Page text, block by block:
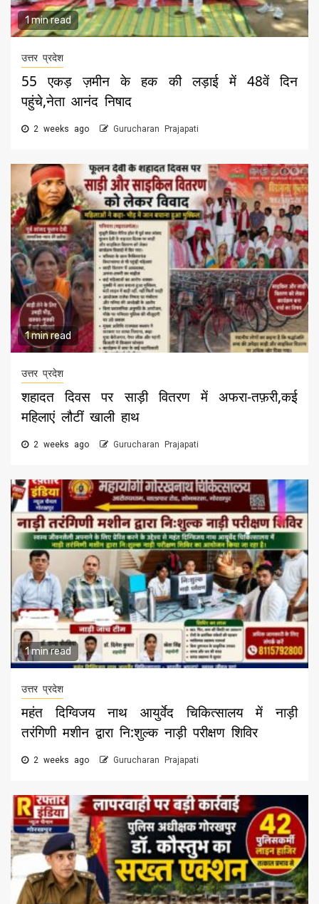
1 min read
उत्तर प्रदेश
55 एकड़ ज़मीन के हक की लड़ाई में 48वें दिन
पहुंचे,नेता आनंद निषाद
2 weeks ago Gurucharan Prajapati
1 min read
उत्तर प्रदेश
शहादत दिवस पर साड़ी वितरण में अफरा-तफ़री,कई
महिलाएं लौटीं खाली हाथ
2 weeks ago Gurucharan Prajapati
1 min read
उत्तर प्रदेश
महंत दिग्विजय नाथ आयुर्वेद चिकित्सालय में नाड़ी
तरंगिणी मशीन द्वारा नि:शुल्क नाड़ी परीक्षण शिविर
2 weeks ago Gurucharan Prajapati